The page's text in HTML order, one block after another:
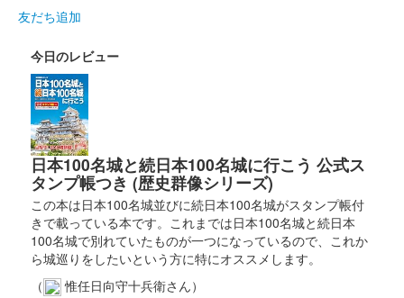
販売終了
沼田城跡 御城印
販売終了
沼田城 御城印 真田信之版
沼田城址 御城印 入梅
販売終了
友だち追加
今日のレビュー
日本100名城と続日本100名城に行こう 公式ス
タンプ帳つき (歴史群像シリーズ)
この本は日本100名城並びに続日本100名城がスタンプ帳付
きで載っている本です。これまでは日本100名城と続日本
100名城で別れていたものが一つになっているので、これか
ら城巡りをしたいという方に特にオススメします。
（
惟任日向守十兵衛さん）